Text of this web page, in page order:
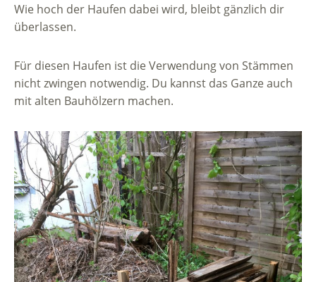
Wie hoch der Haufen dabei wird, bleibt gänzlich dir
überlassen.
Für diesen Haufen ist die Verwendung von Stämmen
nicht zwingen notwendig. Du kannst das Ganze auch
mit alten Bauhölzern machen.